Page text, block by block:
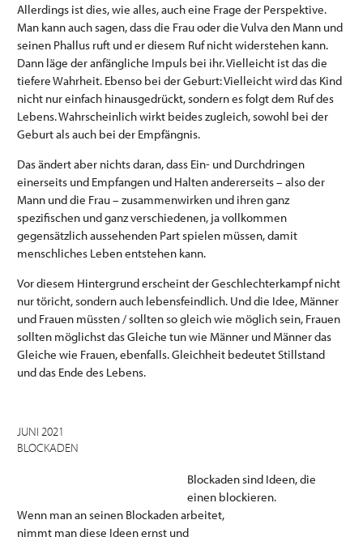
Allerdings ist dies, wie alles, auch eine Frage der Perspektive.
Man kann auch sagen, dass die Frau oder die Vulva den Mann und
seinen Phallus ruft und er diesem Ruf nicht widerstehen kann.
Dann läge der anfängliche Impuls bei ihr. Vielleicht ist das die
tiefere Wahrheit. Ebenso bei der Geburt: Vielleicht wird das Kind
nicht nur einfach hinausgedrückt, sondern es folgt dem Ruf des
Lebens. Wahrscheinlich wirkt beides zugleich, sowohl bei der
Geburt als auch bei der Empfängnis.
Das ändert aber nichts daran, dass Ein- und Durchdringen
einerseits und Empfangen und Halten andererseits – also der
Mann und die Frau – zusammenwirken und ihren ganz
spezifischen und ganz verschiedenen, ja vollkommen
gegensätzlich aussehenden Part spielen müssen, damit
menschliches Leben entstehen kann.
Vor diesem Hintergrund erscheint der Geschlechterkampf nicht
nur töricht, sondern auch lebensfeindlich. Und die Idee, Männer
und Frauen müssten / sollten so gleich wie möglich sein, Frauen
sollten möglichst das Gleiche tun wie Männer und Männer das
Gleiche wie Frauen, ebenfalls. Gleichheit bedeutet Stillstand
und das Ende des Lebens.
JUNI 2021
BLOCKADEN
Blockaden sind Ideen, die
einen blockieren.
Wenn man an seinen Blockaden arbeitet,
nimmt man diese Ideen ernst und